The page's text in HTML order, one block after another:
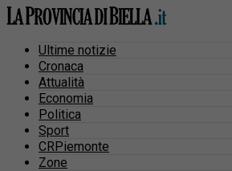
Ultime notizie
Cronaca
Attualità
Economia
Politica
Sport
CRPiemonte
Zone